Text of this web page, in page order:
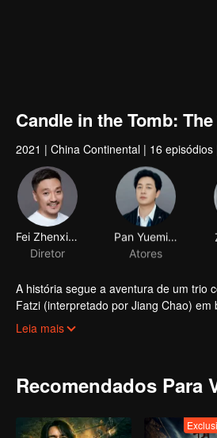
Candle in the Tomb:
2021 | China Continental | 16 episódios
Fei Zhenxiang
Diretor
Pan Yueming
Atores
A história segue a aventura de um trio
Fatzi (interpretado por Jiang Chao)
túmulo no túmulo do rei de Dian. O
Esquadrão Flying Tigers que
Leia mais
Recomendados Para